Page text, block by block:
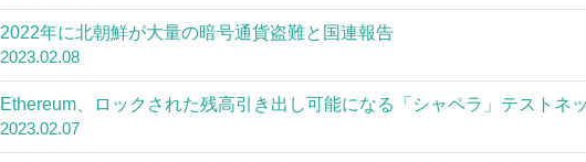
2022年に北朝鮮が大量の暗号通貨盗難と国連報告
2023.02.08
Ethereum、ロックされた残高引き出し可能になる「シャペラ」テストネ
2023.02.07